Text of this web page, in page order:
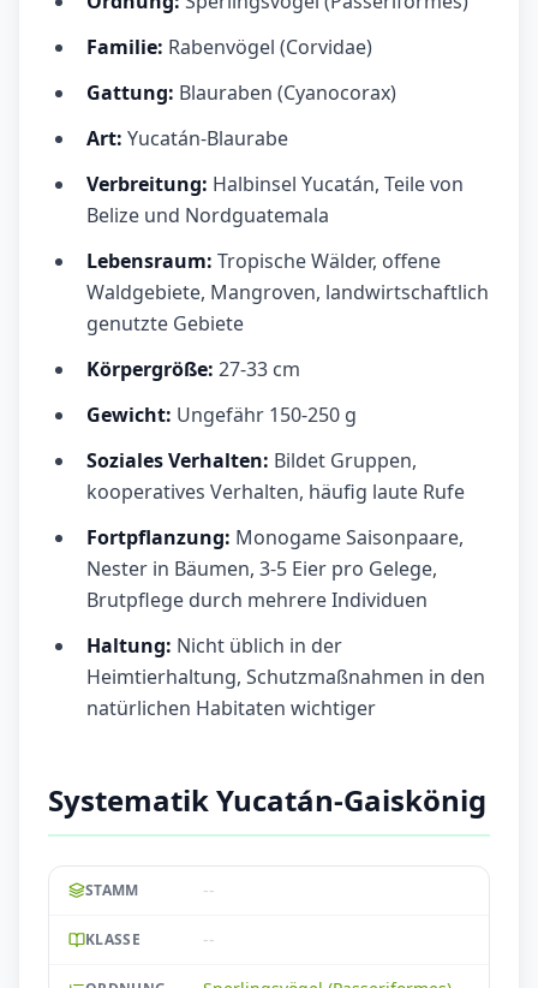
Familie: Rabenvögel (Corvidae)
Gattung: Blauraben (Cyanocorax)
Art: Yucatán-Blaurabe
Verbreitung: Halbinsel Yucatán, Teile von
Belize und Nordguatemala
Lebensraum: Tropische Wälder, offene
Waldgebiete, Mangroven, landwirtschaftlich
genutzte Gebiete
Körpergröße: 27-33 cm
Gewicht: Ungefähr 150-250 g
Soziales Verhalten: Bildet Gruppen,
kooperatives Verhalten, häufig laute Rufe
Fortpflanzung: Monogame Saisonpaare,
Nester in Bäumen, 3-5 Eier pro Gelege,
Brutpflege durch mehrere Individuen
Haltung: Nicht üblich in der
Heimtierhaltung, Schutzmaßnahmen in den
natürlichen Habitaten wichtiger
Systematik Yucatán-Gaiskönig
STAMM --
KLASSE --